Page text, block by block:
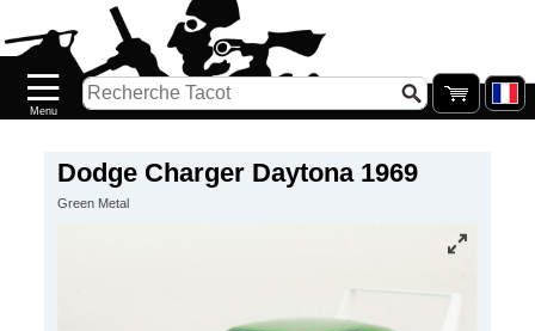
Dodge Charger Daytona 1969
Green Metal
Nouveautés
Catalogue/Stock